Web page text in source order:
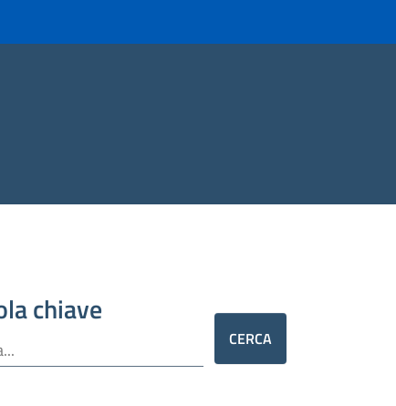
chiave